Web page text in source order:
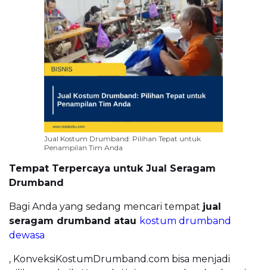
Jual Kostum Drumband: Pilihan Tepat untuk
Penampilan Tim Anda
Tempat Terpercaya untuk Jual Seragam
Drumband
Bagi Anda yang sedang mencari tempat jual
seragam drumband atau kostum drumband
dewasa
, KonveksiKostumDrumband.com bisa menjadi